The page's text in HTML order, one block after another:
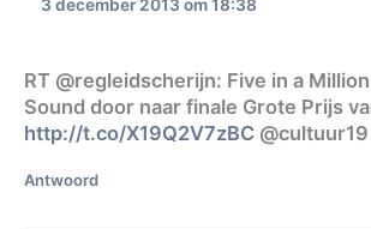
3 december 2013 om 18:38
RT @regleidscherijn: Five in a
Sound door naar finale Grote Prijs
http://t.co/X19Q2V7zBC
Antwoord